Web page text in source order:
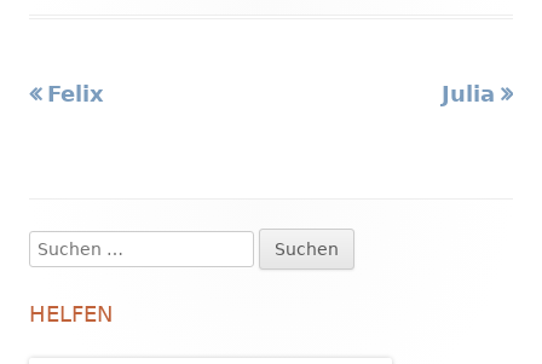
Beitragsnavigation
Vorheriger
Felix Julia
Haupt-
Seitenleiste
Suchen
nach:
HELFEN